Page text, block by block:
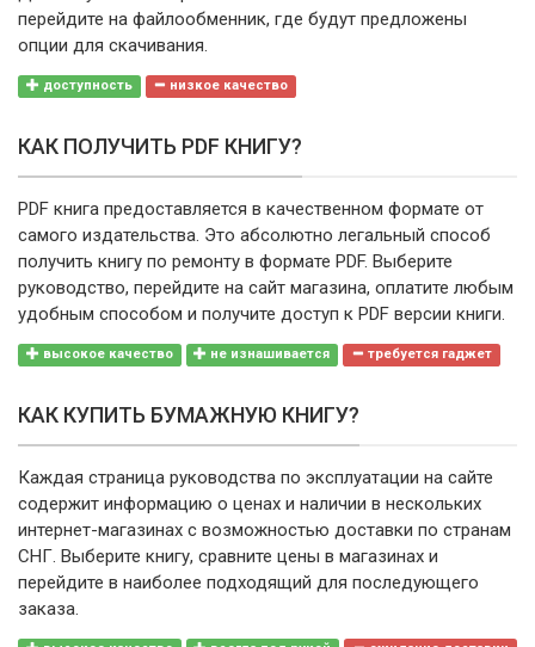
перейдите на файлообменник, где будут предложены
опции для скачивания.
доступность низкое качество
КАК ПОЛУЧИТЬ PDF КНИГУ?
PDF книга предоставляется в качественном формате от
самого издательства. Это абсолютно легальный способ
получить книгу по ремонту в формате PDF. Выберите
руководство, перейдите на сайт магазина, оплатите любым
удобным способом и получите доступ к PDF версии книги.
высокое качество не изнашивается требуется гаджет
КАК КУПИТЬ БУМАЖНУЮ КНИГУ?
Каждая страница руководства по эксплуатации на сайте
содержит информацию о ценах и наличии в нескольких
интернет-магазинах с возможностью доставки по странам
СНГ. Выберите книгу, сравните цены в магазинах и
перейдите в наиболее подходящий для последующего
заказа.